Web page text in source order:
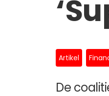
Artikel
De